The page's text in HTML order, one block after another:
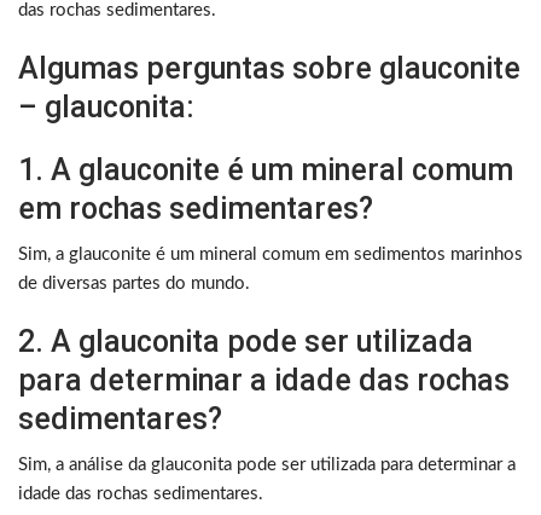
das rochas sedimentares.
Algumas perguntas sobre glauconite
– glauconita:
1. A glauconite é um mineral comum
em rochas sedimentares?
Sim, a glauconite é um mineral comum em sedimentos marinhos
de diversas partes do mundo.
2. A glauconita pode ser utilizada
para determinar a idade das rochas
sedimentares?
Sim, a análise da glauconita pode ser utilizada para determinar a
idade das rochas sedimentares.